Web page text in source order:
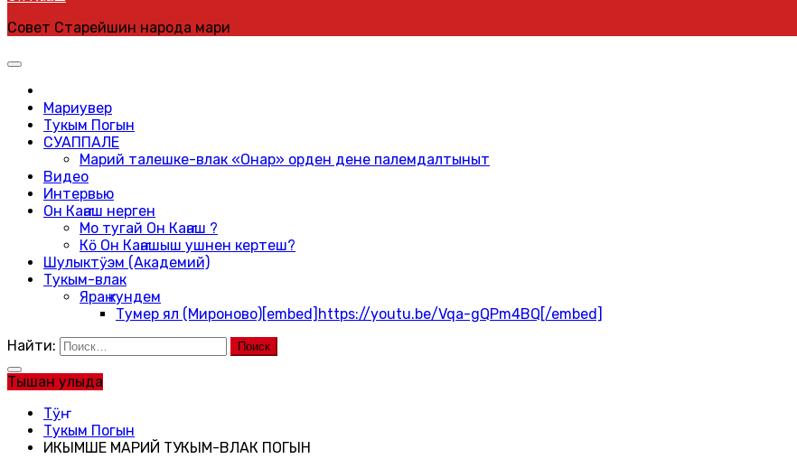
Совет Старейшин народа мари
Мариувер
Тукым Погын
СУАППАЛЕ
Марий талешке-влак «Онар» орден дене палемдалтыныт
Видео
Интервью
Он Каҥаш нерген
Мо тугай Он Каҥаш ?
Кӧ Он Каҥашыш ушнен кертеш?
Шулыктӱэм (Академий)
Тукым-влак
Яраҥ кундем
Тумер ял (Мироново)[embed]https://youtu.be/Vqa-gQPm4BQ[/embed]
Найти:
Тышан улыда
Тӱҥ
Тукым Погын
ИКЫМШЕ МАРИЙ ТУКЫМ-ВЛАК ПОГЫН